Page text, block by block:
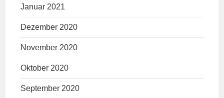
Januar 2021
Dezember 2020
November 2020
Oktober 2020
September 2020